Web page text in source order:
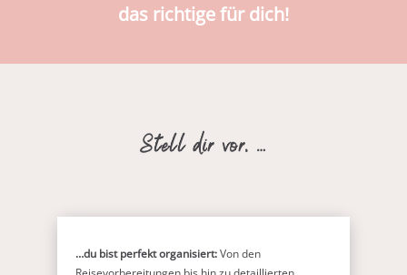
das richtige für dich!
Stell dir vor, …
…du bist perfekt organisiert:Von den